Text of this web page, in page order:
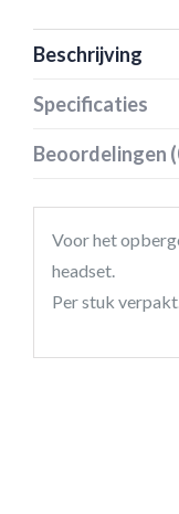
Beschrijving
Specificaties
Beoordelingen
Voor het
headset.
Per stuk